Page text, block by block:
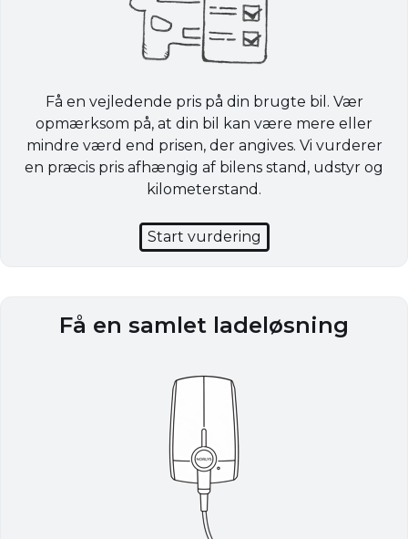
Få en vejledende pris på din brugte bil. Vær
opmærksom på, at din bil kan være mere eller
mindre værd end prisen, der angives. Vi vurderer
en præcis pris afhængig af bilens stand, udstyr og
kilometerstand.
Start vurdering
Få en samlet ladeløsning